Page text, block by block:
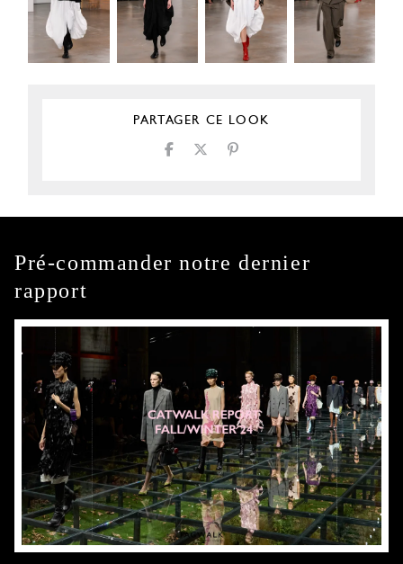
PARTAGER CE LOOK
Pré-commander notre dernier
rapport